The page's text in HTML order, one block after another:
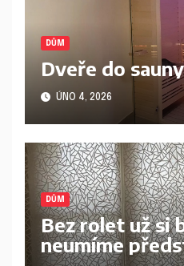
DŮM
Dveře do sauny
ÚNO 4, 2026
DŮM
Bez rolet už si
neumíme